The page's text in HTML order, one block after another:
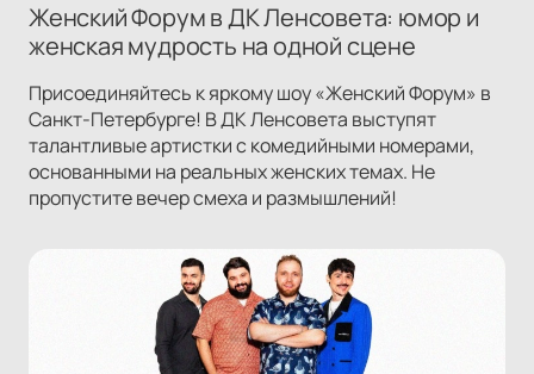
Женский Форум в ДК Ленсовета: юмор и
женская мудрость на одной сцене
Присоединяйтесь к яркому шоу «Женский Форум» в
Санкт-Петербурге! В ДК Ленсовета выступят
талантливые артистки с комедийными номерами,
основанными на реальных женских темах. Не
пропустите вечер смеха и размышлений!